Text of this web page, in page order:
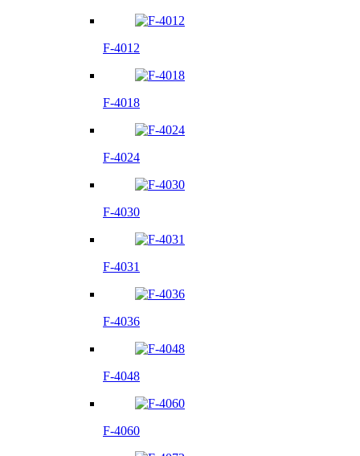
F-4012
F-4018
F-4024
F-4030
F-4031
F-4036
F-4048
F-4060